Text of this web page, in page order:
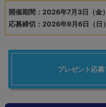
開催期間：2026年7月3日（金
応募締切：2026年9月6日（日
プレゼント応